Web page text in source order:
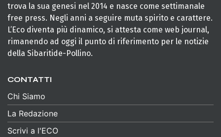
trova la sua genesi nel 2014 e nasce come settimanale
free press. Negli anni a seguire muta spirito e carattere.
L’Eco diventa più dinamico, si attesta come web journal,
rimanendo ad oggi il punto di riferimento per le notizie
della Sibaritide-Pollino.
CONTATTI
Chi Siamo
La Redazione
Scrivi a l'ECO